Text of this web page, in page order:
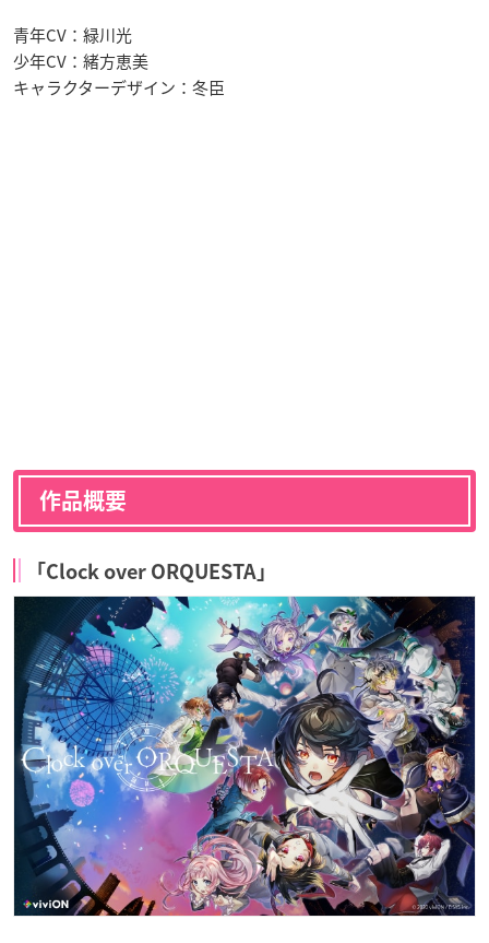
青年CV：緑川光
少年CV：緒方恵美
キャラクターデザイン：冬臣
作品概要
「Clock over ORQUESTA」